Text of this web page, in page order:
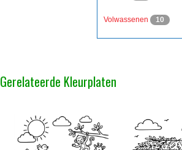
Volwassenen 10
Gerelateerde Kleurplaten